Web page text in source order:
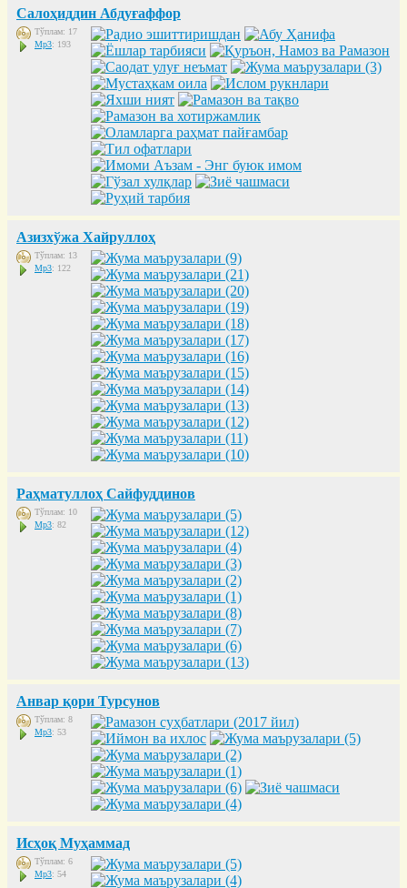
Салоҳиддин Абдуғаффор
Тўплам: 17
Mp3: 193
Азизхўжа Хайруллоҳ
Тўплам: 13
Mp3: 122
Раҳматуллоҳ Сайфуддинов
Тўплам: 10
Mp3: 82
Анвар қори Турсунов
Тўплам: 8
Mp3: 53
Исҳоқ Муҳаммад
Тўплам: 6
Mp3: 54